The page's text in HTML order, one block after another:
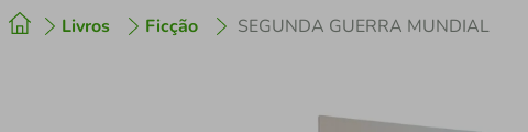
Livros Ficção SEGUNDA GUERRA MUNDIAL
2º cafeteira